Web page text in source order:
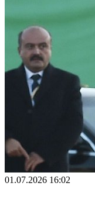
01.07.2026 16:02